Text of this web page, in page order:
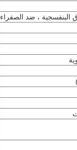
البنفسجية ، ضد الصفراء